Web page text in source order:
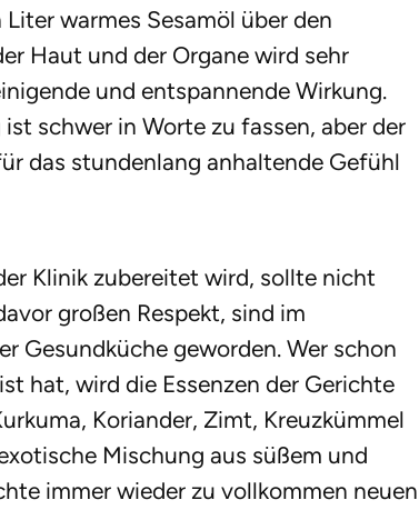
warmes Sesamöl über den
Haut und der Organe wird sehr
und entspannende Wirkung.
schwer in Worte zu fassen, aber der
das stundenlang anhaltende Gefühl
Klinik zubereitet wird, sollte nicht
großen Respekt, sind im
Gesundküche geworden. Wer schon
hat, wird die Essenzen der Gerichte
Koriander, Zimt, Kreuzkümmel
Mischung aus süßem und
immer wieder zu vollkommen neuen